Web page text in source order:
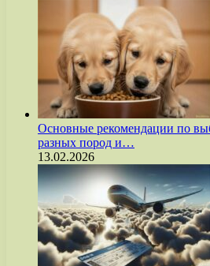
Основные рекомендации по
разных пород и…
13.02.2026